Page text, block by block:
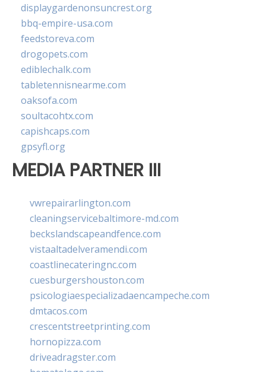
displaygardenonsuncrest.org
bbq-empire-usa.com
feedstoreva.com
drogopets.com
ediblechalk.com
tabletennisnearme.com
oaksofa.com
soultacohtx.com
capishcaps.com
gpsyfl.org
MEDIA PARTNER III
vwrepairarlington.com
cleaningservicebaltimore-md.com
beckslandscapeandfence.com
vistaaltadelveramendi.com
coastlinecateringnc.com
cuesburgershouston.com
psicologiaespecializadaencampeche.com
dmtacos.com
crescentstreetprinting.com
hornopizza.com
driveadragster.com